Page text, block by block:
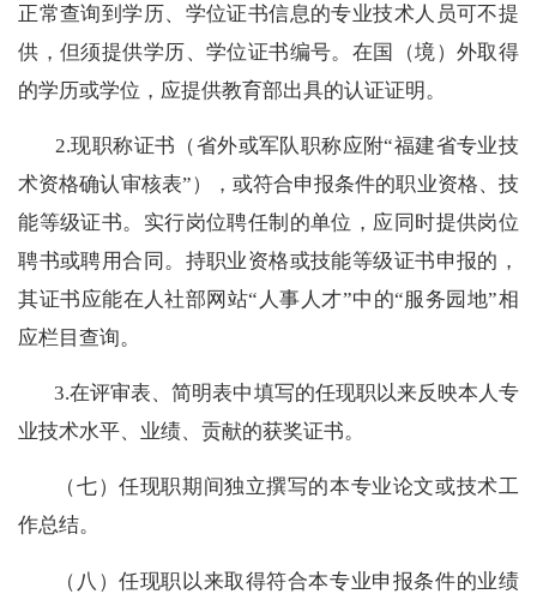
正常查询到学历、学位证书信息的专业技术人员可不提
供，但须提供学历、学位证书编号。 在国（境）外取得
的学历或学位，应提供教育部出具的认证证明 。
2.现职称证书（省外或军队职称应附“福建省专业技
术资格确认审核表”），或符合申报条件的职业资格、技
能等级证书。实行岗位聘任制的单位，应同时提供岗位
聘书或聘用合同 。 持职业资格或技能等级证书申报的，
其证书应能在人社部网站“人事人才”中的“服务园地”相
应栏目查询。
3.在评审表、简明表中填写的任现职以来反映本人专
业技术水平、业绩、贡献的获奖证书。
（七）任现职期间独立撰写的本专业论文或技术工
作总结。
（八）任现职以来取得符合本专业申报条件的业绩